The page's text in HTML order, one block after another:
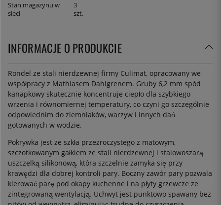
Stan magazynu w
sieci
3
szt.
INFORMACJE O PRODUKCIE
Rondel ze stali nierdzewnej firmy Culimat, opracowany we
współpracy z Mathiasem Dahlgrenem. Gruby 6,2 mm spód
kanapkowy skutecznie koncentruje ciepło dla szybkiego
wrzenia i równomiernej temperatury, co czyni go szczególnie
odpowiednim do ziemniaków, warzyw i innych dań
gotowanych w wodzie.
Pokrywka jest ze szkła przezroczystego z matowym,
szczotkowanym gałkiem ze stali nierdzewnej i stalowoszarą
uszczelką silikonową, która szczelnie zamyka się przy
krawędzi dla dobrej kontroli pary. Boczny zawór pary pozwala
kierować parę pod okapy kuchenne i na płyty grzewcze ze
zintegrowaną wentylacją. Uchwyt jest punktowo spawany bez